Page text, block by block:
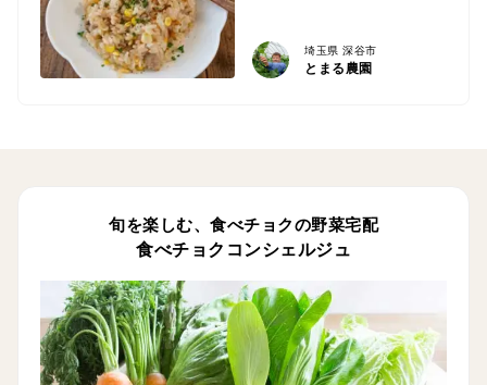
埼玉県 深谷市
とまる農園
旬を楽しむ、食べチョクの野菜宅配
食べチョクコンシェルジュ